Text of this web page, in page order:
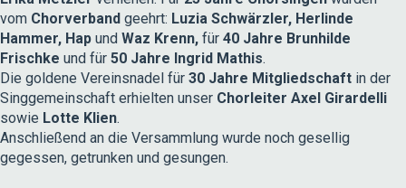
vom Chorverband geehrt: Luzia Schwärzler, Herlinde
Hammer, Hap und Waz Krenn, für 40 Jahre Brunhilde
Frischke und für 50 Jahre Ingrid Mathis.
Die goldene Vereinsnadel für 30 Jahre Mitgliedschaft in der
Singgemeinschaft erhielten unser Chorleiter Axel Girardelli
sowie Lotte Klien.
Anschließend an die Versammlung wurde noch gesellig
gegessen, getrunken und gesungen.